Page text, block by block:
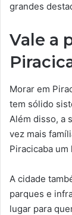
grandes
Vale a
Morar em
tem sólido
Além disso, a
vez mais
Piracicaba
A cidade
parques e
lugar para